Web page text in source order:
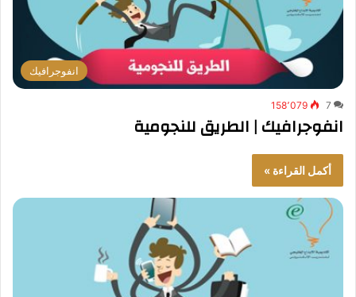
انفوجرافيك
7 158٬079
انفوجرافيك | الطريق للنجومية
أكمل القراءة »